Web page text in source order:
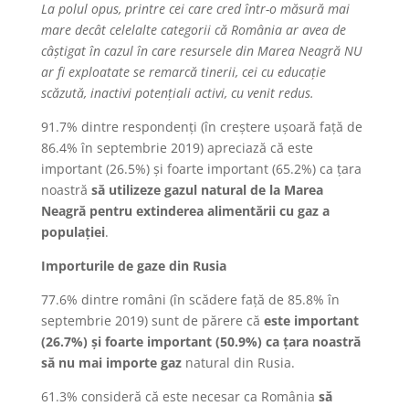
La polul opus, printre cei care cred într-o măsură mai
mare decât celelalte categorii că România ar avea de
câștigat în cazul în care resursele din Marea Neagră NU
ar fi exploatate se remarcă tinerii, cei cu educație
scăzută, inactivi potențiali activi, cu venit redus.
91.7% dintre respondenți (în creștere ușoară față de
86.4% în septembrie 2019) apreciază că este
important (26.5%) și foarte important (65.2%) ca țara
noastră să utilizeze gazul natural de la Marea
Neagră pentru extinderea alimentării cu gaz a
populației.
Importurile de gaze din Rusia
77.6% dintre români (în scădere față de 85.8% în
septembrie 2019) sunt de părere că este important
(26.7%) și foarte important (50.9%) ca țara noastră
să nu mai importe gaznatural din Rusia.
61.3% consideră că este necesar ca România să